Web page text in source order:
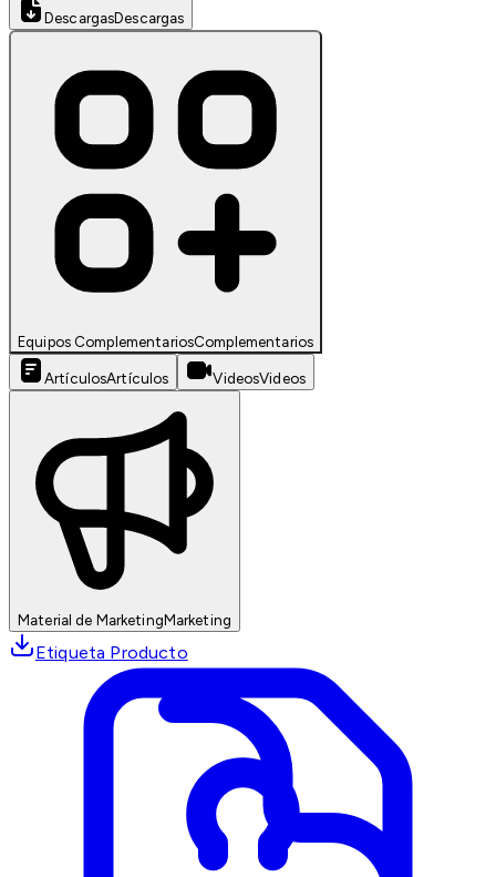
DescargasDescargas
Equipos ComplementariosComplementarios
ArtículosArtículos VideosVideos
Material de MarketingMarketing
Etiqueta Producto